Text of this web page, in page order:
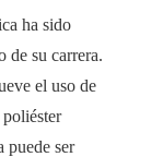
ha sido
de su carrera.
el uso de
puede ser